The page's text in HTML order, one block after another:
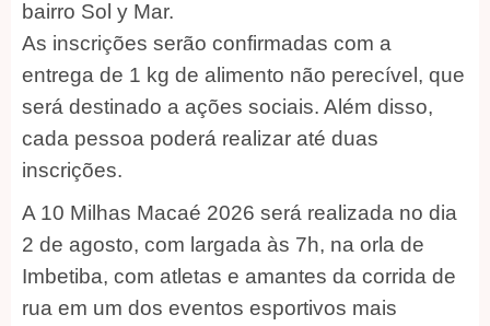
bairro Sol y Mar.
As inscrições serão confirmadas com a
entrega de 1 kg de alimento não perecível, que
será destinado a ações sociais. Além disso,
cada pessoa poderá realizar até duas
inscrições.
A 10 Milhas Macaé 2026 será realizada no dia
2 de agosto, com largada às 7h, na orla de
Imbetiba, com atletas e amantes da corrida de
rua em um dos eventos esportivos mais